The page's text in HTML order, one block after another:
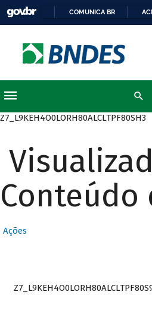
COMUNICA BR
Z7_L9KEH4O0LORH80ALCLTPF80SH3
Conteúdo
Ações